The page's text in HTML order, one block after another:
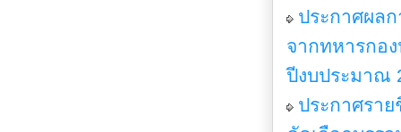
ประกาศผล
จากทหารกอ
ปีงบประมาณ
ประกาศรา